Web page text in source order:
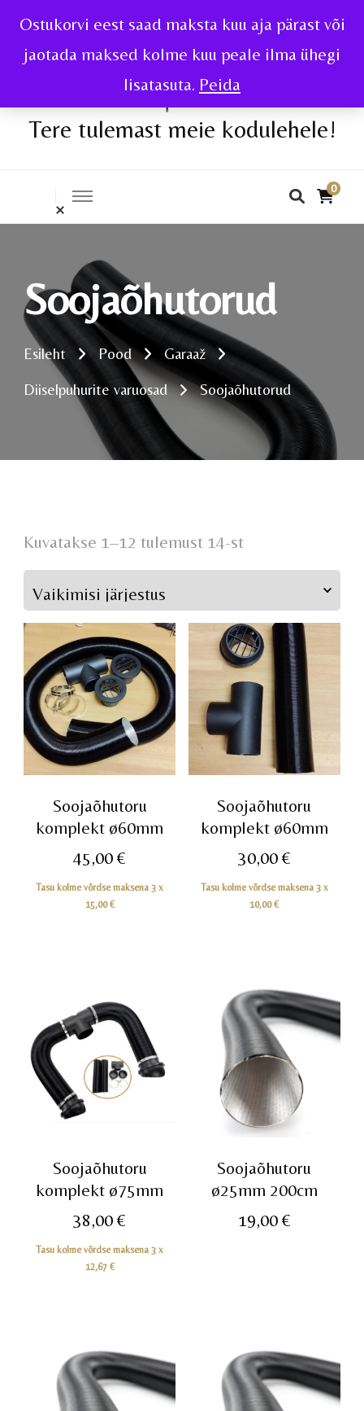
Ostukorvi eest saad maksta kuu aja pärast või
jaotada maksed kolme kuu peale ilma ühegi
lisatasuta. Peida
Tere tulemast meie kodulehele!
0
Soojaõhutorud
Esileht Pood Garaaž
Diiselpuhurite varuosad Soojaõhutorud
Kuvatakse 1–12 tulemust 14-st
Soojaõhutoru
komplekt ø60mm
45,00€
Tasu kolme võrdse maksena 3 x
15,00€
Soojaõhutoru
komplekt ø60mm
30,00 €
Tasu kolme võrdse maksena 3 x
10,00€
Soojaõhutoru
komplekt ø75mm
38,00€
Tasu kolme võrdse maksena 3 x
12,67 €
Soojaõhutoru
ø25mm 200cm
19,00 €